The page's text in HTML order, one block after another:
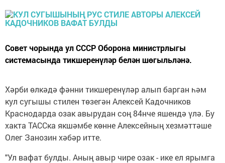
Совет чорында ул СССР Оборона министрлыгы
системасында тикшеренүләр белән шөгыльләнә.
Хәрби өлкәдә фәнни тикшеренүләр алып барган һәм
кул сугышы стилен төзегән Алексей Кадочников
Краснодарда озак авырудан соң 84нче яшендә үлә. Бу
хакта ТАССка якшәмбе көнне Алексейның хезмәттәше
Олег Занозин хәбәр итте.
"Ул вафат булды. Аның авыр чире озак - ике ел ярымга